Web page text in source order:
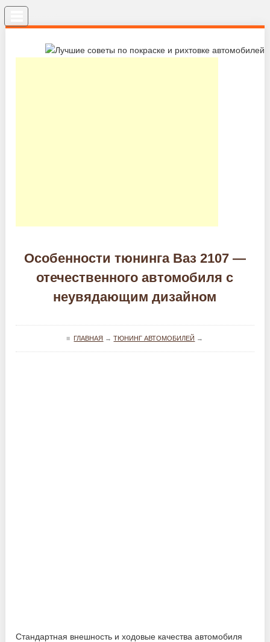
Особенности тюнинга Ваз 2107 —
отечественного автомобиля с
неувядающим дизайном
≡ ГЛАВНАЯ →ТЮНИНГ АВТОМОБИЛЕЙ →
Стандартная внешность и ходовые качества автомобиля